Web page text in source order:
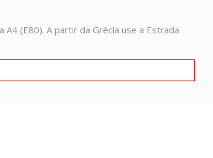
(E80). A partir da Grécia use a Estrada